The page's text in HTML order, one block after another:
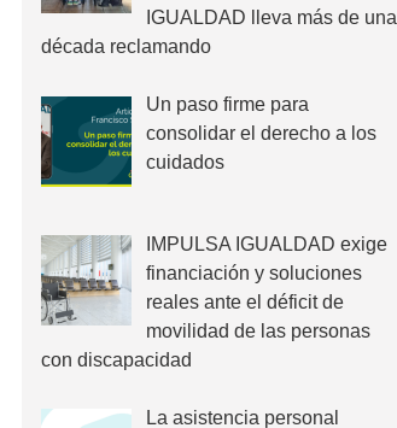
IGUALDAD lleva más de una
década reclamando
Un paso firme para
consolidar el derecho a los
cuidados
IMPULSA IGUALDAD exige
financiación y soluciones
reales ante el déficit de
movilidad de las personas
con discapacidad
La asistencia personal